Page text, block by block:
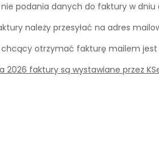
podania danych do faktury w
należy przesyłać na adres
chcący otrzymać fakturę mailem
2026 faktury są wystawiane przez